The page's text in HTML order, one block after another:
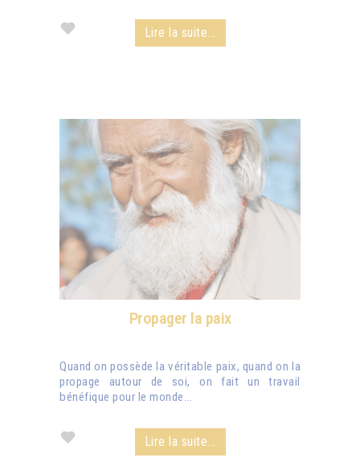
Lire la suite...
Propager la paix
Quand on possède la véritable paix, quand on la
propage autour de soi, on fait un travail
bénéfique pour le monde...
Lire la suite...